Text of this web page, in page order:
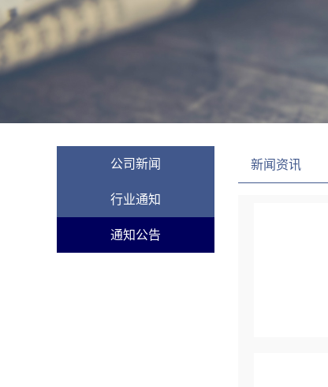
公司新闻
行业通知
通知公告
新闻资讯